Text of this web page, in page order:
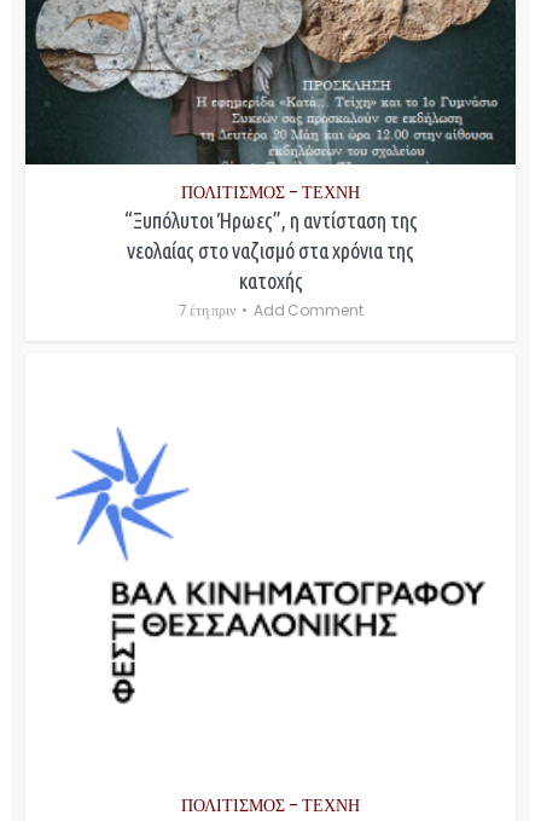
ΠΟΛΙΤΙΣΜΟΣ - ΤΕΧΝΗ
“Ξυπόλυτοι Ήρωες”, η αντίσταση της
νεολαίας στο ναζισμό στα χρόνια της
κατοχής
7 έτη πριν Add Comment
ΠΟΛΙΤΙΣΜΟΣ - ΤΕΧΝΗ